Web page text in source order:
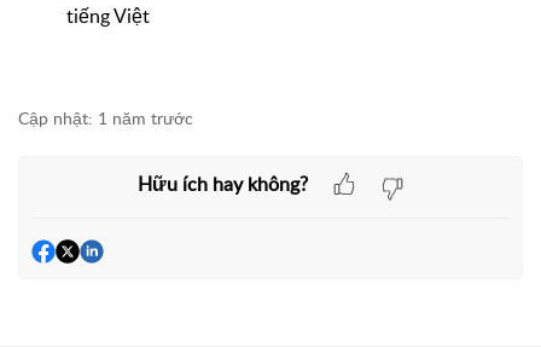
tiếng Việt
Cập nhật: 1 năm trước
Hữu ích hay không?